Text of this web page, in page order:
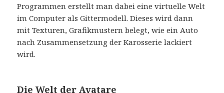
Programmen erstellt man dabei eine virtuelle Welt
im Computer als Gittermodell. Dieses wird dann
mit Texturen, Grafikmustern belegt, wie ein Auto
nach Zusammensetzung der Karosserie lackiert
wird.
Die Welt der Avatare